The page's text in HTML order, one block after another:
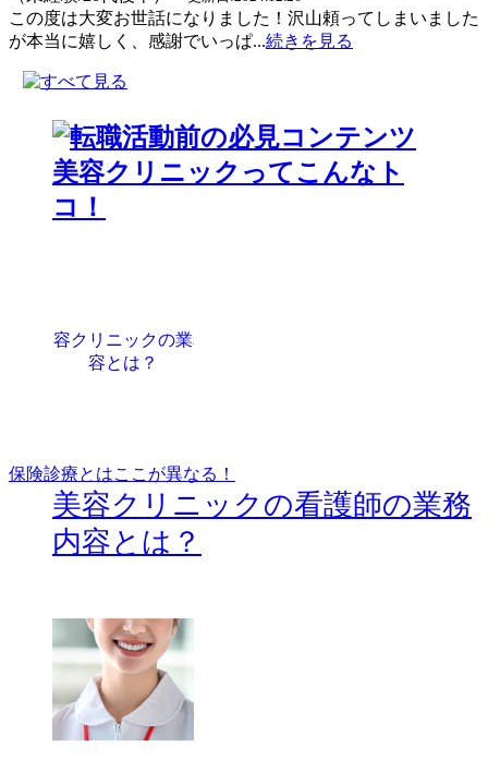
この度は大変お世話になりました！沢山頼ってしまいました
が本当に嬉しく、感謝でいっぱ...続きを見る
保険診療とはここが異なる！
美容クリニックの看護師の業務
内容とは？